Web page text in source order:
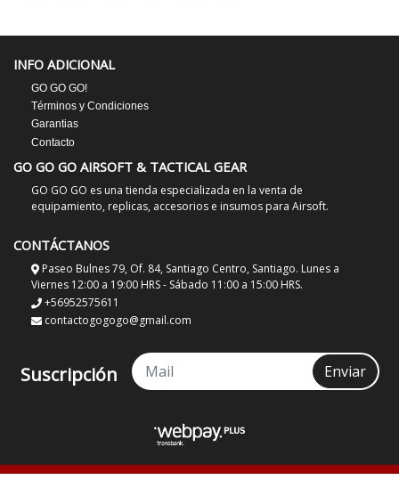
INFO ADICIONAL
GO GO GO!
Términos y Condiciones
Garantias
Contacto
GO GO GO AIRSOFT & TACTICAL GEAR
GO GO GO es una tienda especializada en la venta de
equipamiento, replicas, accesorios e insumos para Airsoft.
CONTÁCTANOS
Paseo Bulnes 79, Of. 84, Santiago Centro, Santiago. Lunes a
Viernes 12:00 a 19:00 HRS - Sábado 11:00 a 15:00 HRS.
+56952575611
contactogogogo@gmail.com
Suscripción Enviar